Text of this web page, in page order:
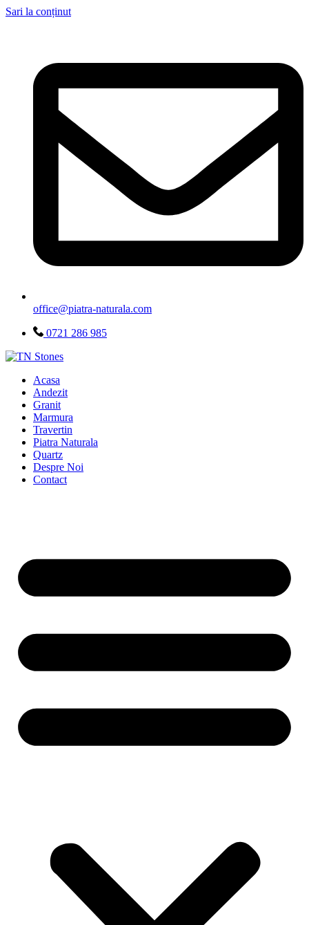
Sari la conținut
office@piatra-naturala.com
0721 286 985
Acasa
Andezit
Granit
Marmura
Travertin
Piatra Naturala
Quartz
Despre Noi
Contact